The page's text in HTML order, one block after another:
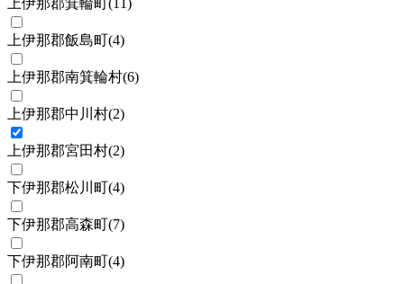
上伊那郡箕輪町(11)
上伊那郡飯島町(4)
上伊那郡南箕輪村(6)
上伊那郡中川村(2)
上伊那郡宮田村(2)
下伊那郡松川町(4)
下伊那郡高森町(7)
下伊那郡阿南町(4)